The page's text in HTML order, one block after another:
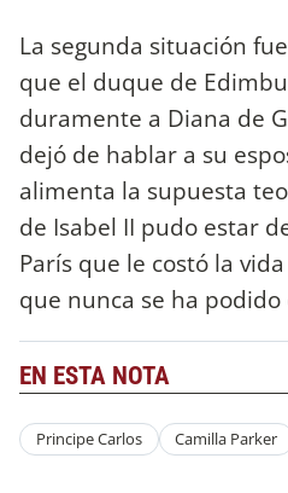
La segunda situación
que el duque de
duramente a Diana de
dejó de hablar a su
alimenta la supuesta
de Isabel II pudo estar
París que le costó la
que nunca se ha
EN ESTA NOTA
Principe Carlos Camilla Parker